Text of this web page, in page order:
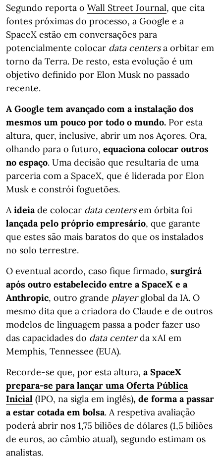
Segundo reporta o Wall Street Journal, que cita
fontes próximas do processo, a Google e a
SpaceX estão em conversações para
potencialmente colocar data centersa orbitar em
torno da Terra. De resto, esta evolução é um
objetivo definido por Elon Musk no passado
recente.
A Google tem avançado com a instalação dos
mesmos um pouco por todo o mundo. Por esta
altura, quer, inclusive, abrir um nos Açores. Ora,
olhando para o futuro, equaciona colocar outros
no espaço. Uma decisão que resultaria de uma
parceria com a SpaceX, que é liderada por Elon
Musk e constrói foguetões.
A ideia de colocar data centersem órbita foi
lançada pelo próprio empresário, que garante
que estes são mais baratos do que os instalados
no solo terrestre.
O eventual acordo, caso fique firmado, surgirá
após outro estabelecido entre a SpaceX e a
Anthropic, outro grande playerglobal da IA. O
mesmo dita que a criadora do Claude e de outros
modelos de linguagem passa a poder fazer uso
das capacidades do data centerda xAI em
Memphis, Tennessee (EUA).
Recorde-se que, por esta altura, a SpaceX
prepara-se para lançar uma Oferta Pública
Inicial (IPO, na sigla em inglês), de forma a passar
a estar cotada em bolsa. A respetiva avaliação
poderá abrir nos 1,75 biliões de dólares (1,5 biliões
de euros, ao câmbio atual), segundo estimam os
analistas.